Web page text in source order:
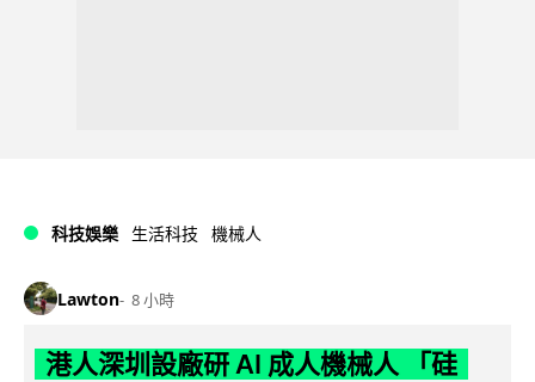
科技娛樂 生活科技 機械人
Lawton 8 小時
港人深圳設廠研 AI 成人機械人 「硅